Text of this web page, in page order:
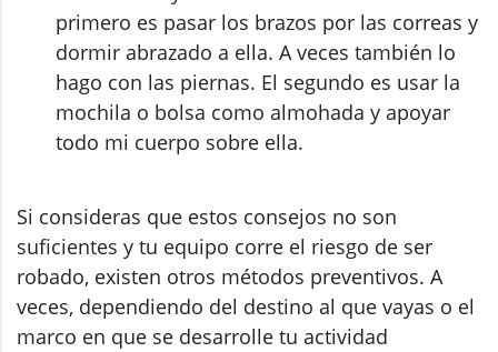
primero es pasar los brazos por las correas y
dormir abrazado a ella. A veces también lo
hago con las piernas. El segundo es usar la
mochila o bolsa como almohada y apoyar
todo mi cuerpo sobre ella.
Si consideras que estos consejos no son
suficientes y tu equipo corre el riesgo de ser
robado, existen otros métodos preventivos. A
veces, dependiendo del destino al que vayas o el
marco en que se desarrolle tu actividad